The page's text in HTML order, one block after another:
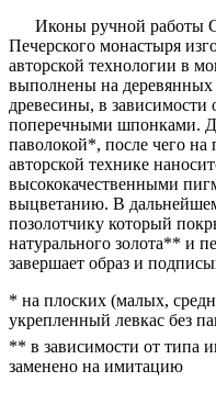
Иконы ручной работы
Печерского монастыря
авторской технологии в
выполнены на деревянных
древесины, в зависимости
поперечными шпонками.
паволокой*, после чего
авторской технике
высококачественными
выцветанию. В
позолотчику который
натурального золота** и
завершает образ и
* на плоских (малых,
укрепленный левкас без
** в зависимости от типа
заменено на имитацию